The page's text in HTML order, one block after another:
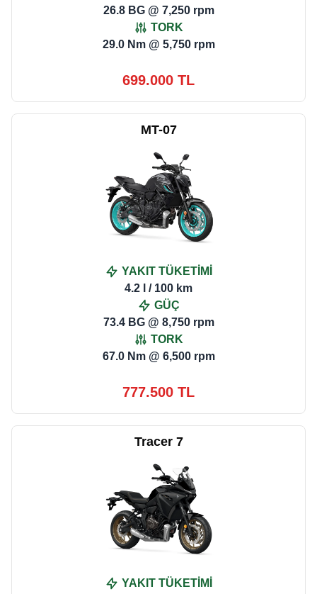
26.8 BG @ 7,250 rpm
TORK
29.0 Nm @ 5,750 rpm
699.000 TL
MT-07
YAKIT TÜKETİMİ
4.2 l / 100 km
GÜÇ
73.4 BG @ 8,750 rpm
TORK
67.0 Nm @ 6,500 rpm
777.500 TL
Tracer 7
YAKIT TÜKETİMİ